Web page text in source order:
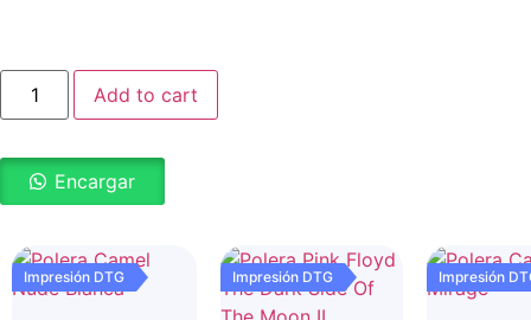
Add to cart
Encargar
Impresión DTG Impresión DTG Impresión